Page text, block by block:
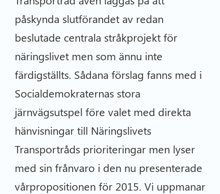
påskynda slutförandet av redan
beslutade centrala stråkprojekt för
näringslivet men som ännu inte
färdigställts. Sådana förslag fanns med i
Socialdemokraternas stora
järnvägsutspel före valet med direkta
hänvisningar till Näringslivets
Transportråds prioriteringar men lyser
med sin frånvaro i den nu presenterade
vårpropositionen för 2015. Vi uppmanar